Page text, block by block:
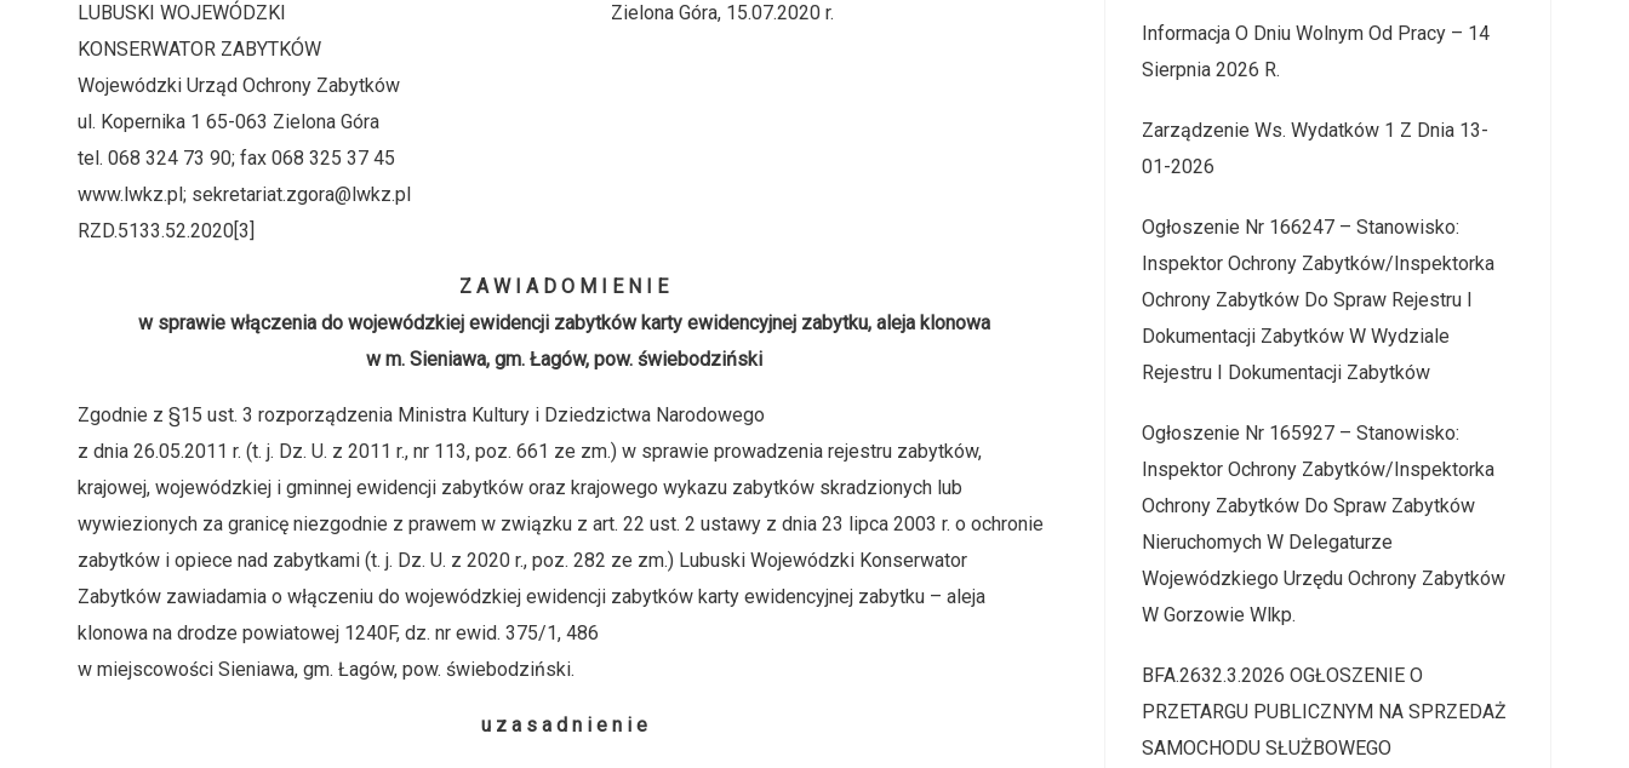
LUBUSKI WOJEWÓDZKI Zielona Góra, 15.07.2020 r.
KONSERWATOR ZABYTKÓW
Wojewódzki Urząd Ochrony Zabytków
ul. Kopernika 1 65-063 Zielona Góra
tel. 068 324 73 90; fax 068 325 37 45
www.lwkz.pl; sekretariat.zgora@lwkz.pl
RZD.5133.52.2020[3]
Z A W I A D O M I E N I E
w sprawie włączenia do wojewódzkiej ewidencji zabytków karty ewidencyjnej zabytku, aleja klonowa
w m. Sieniawa, gm. Łagów, pow. świebodziński
Zgodnie z §15 ust. 3 rozporządzenia Ministra Kultury i Dziedzictwa Narodowego
z dnia 26.05.2011 r. (t. j. Dz. U. z 2011 r., nr 113, poz. 661 ze zm.) w sprawie prowadzenia rejestru zabytków,
krajowej, wojewódzkiej i gminnej ewidencji zabytków oraz krajowego wykazu zabytków skradzionych lub
wywiezionych za granicę niezgodnie z prawem w związku z art. 22 ust. 2 ustawy z dnia 23 lipca 2003 r. o ochronie
zabytków i opiece nad zabytkami (t. j. Dz. U. z 2020 r., poz. 282 ze zm.) Lubuski Wojewódzki Konserwator
Zabytków zawiadamia o włączeniu do wojewódzkiej ewidencji zabytków karty ewidencyjnej zabytku – aleja
klonowa na drodze powiatowej 1240F, dz. nr ewid. 375/1, 486
w miejscowości Sieniawa, gm. Łagów, pow. świebodziński.
u z a s a d n i e n i e
Informacja O Dniu Wolnym Od Pracy – 14
Sierpnia 2026 R.
Zarządzenie Ws. Wydatków 1 Z Dnia 13-
01-2026
Ogłoszenie Nr 166247 – Stanowisko:
Inspektor Ochrony Zabytków/Inspektorka
Ochrony Zabytków Do Spraw Rejestru I
Dokumentacji Zabytków W Wydziale
Rejestru I Dokumentacji Zabytków
Ogłoszenie Nr 165927 – Stanowisko:
Inspektor Ochrony Zabytków/Inspektorka
Ochrony Zabytków Do Spraw Zabytków
Nieruchomych W Delegaturze
Wojewódzkiego Urzędu Ochrony Zabytków
W Gorzowie Wlkp.
BFA.2632.3.2026 OGŁOSZENIE O
PRZETARGU PUBLICZNYM NA SPRZEDAŻ
SAMOCHODU SŁUŻBOWEGO